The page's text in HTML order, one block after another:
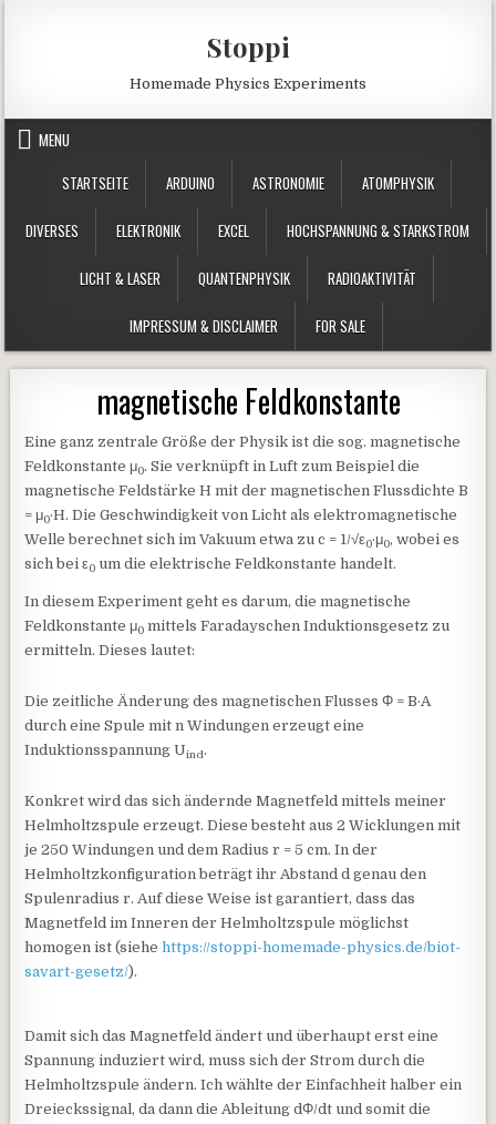
Stoppi
Homemade Physics Experiments
MENU
STARTSEITE
ARDUINO ASTRONOMIE ATOMPHYSIK
DIVERSES ELEKTRONIK EXCEL HOCHSPANNUNG & STARKSTROM
LICHT & LASER QUANTENPHYSIK RADIOAKTIVITÄT
IMPRESSUM & DISCLAIMER FOR SALE
magnetische Feldkonstante
Eine ganz zentrale Größe der Physik ist die sog. magnetische
Feldkonstante μ0. Sie verknüpft in Luft zum Beispiel die
magnetische Feldstärke H mit der magnetischen Flussdichte B
= μ0·H. Die Geschwindigkeit von Licht als elektromagnetische
Welle berechnet sich im Vakuum etwa zu c = 1/√ε0·μ0, wobei es
sich bei ε0 um die elektrische Feldkonstante handelt.
In diesem Experiment geht es darum, die magnetische
Feldkonstante μ0 mittels Faradayschen Induktionsgesetz zu
ermitteln. Dieses lautet:
Die zeitliche Änderung des magnetischen Flusses Φ = B·A
durch eine Spule mit n Windungen erzeugt eine
Induktionsspannung Uind.
Konkret wird das sich ändernde Magnetfeld mittels meiner
Helmholtzspule erzeugt. Diese besteht aus 2 Wicklungen mit
je 250 Windungen und dem Radius r = 5 cm. In der
Helmholtzkonfiguration beträgt ihr Abstand d genau den
Spulenradius r. Auf diese Weise ist garantiert, dass das
Magnetfeld im Inneren der Helmholtzspule möglichst
homogen ist (siehehttps://stoppi-homemade-physics.de/biot-
savart-gesetz/).
Damit sich das Magnetfeld ändert und überhaupt erst eine
Spannung induziert wird, muss sich der Strom durch die
Helmholtzspule ändern. Ich wählte der Einfachheit halber ein
Dreieckssignal, da dann die Ableitung dΦ/dt und somit die